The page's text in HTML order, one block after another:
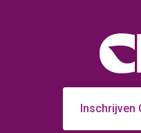
Inschrijven